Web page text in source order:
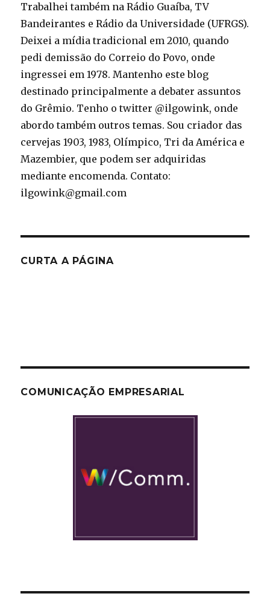
Trabalhei também na Rádio Guaíba, TV
Bandeirantes e Rádio da Universidade (UFRGS).
Deixei a mídia tradicional em 2010, quando
pedi demissão do Correio do Povo, onde
ingressei em 1978. Mantenho este blog
destinado principalmente a debater assuntos
do Grêmio. Tenho o twitter @ilgowink, onde
abordo também outros temas. Sou criador das
cervejas 1903, 1983, Olímpico, Tri da América e
Mazembier, que podem ser adquiridas
mediante encomenda. Contato:
ilgowink@gmail.com
CURTA A PÁGINA
COMUNICAÇÃO EMPRESARIAL